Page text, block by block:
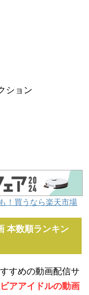
ション
！買うなら楽天市場
本数順ランキン
すめの動画配信サ
アアイドルの動画